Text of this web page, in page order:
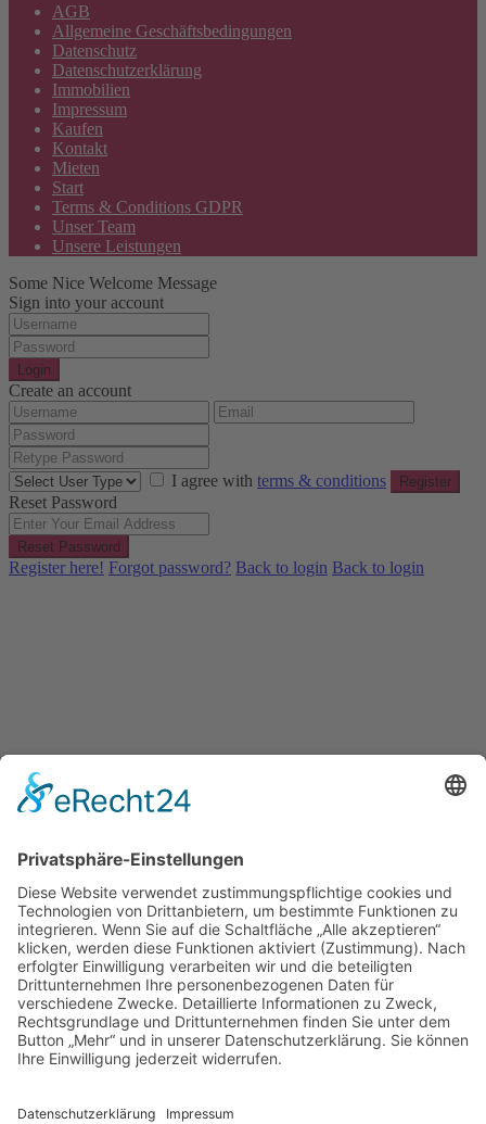
AGB
Allgemeine Geschäftsbedingungen
Datenschutz
Datenschutzerklärung
Immobilien
Impressum
Kaufen
Kontakt
Mieten
Start
Terms & Conditions GDPR
Unser Team
Unsere Leistungen
Some Nice Welcome Message
Sign into your account
Login
Create an account
I agree with terms & conditions Register
Reset Password
Reset Password
Register here! Forgot password? Back to login Back to login
Contact Us
Use the form below to contact us!
I consent to the GDPR Terms
Send
Helle 2-Zimmer-Obergeschosswohnung – Neubau in Top-